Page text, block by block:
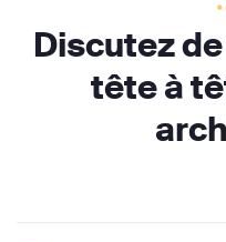
Discutez
tête à